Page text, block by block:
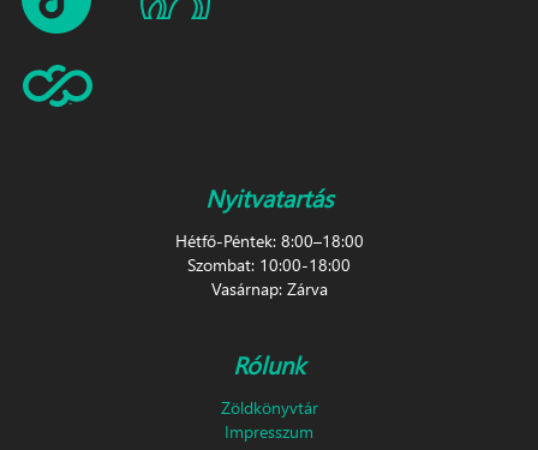
Nyitvatartás
Hétfő-Péntek: 8:00–18:00
Szombat: 10:00-18:00
Vasárnap: Zárva
Rólunk
Zöldkönyvtár
Impresszum